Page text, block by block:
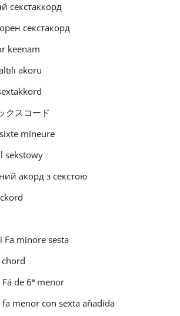
секстаккорд
секстакорд
keenam
akoru
クスコード
mineure
sekstowy
акорд з секстою
Fa minore sesta
de 6ª menor
menor con sexta añadida